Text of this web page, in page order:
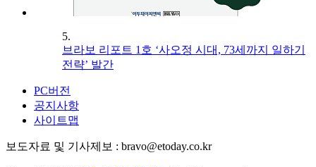
5.
브라보 리포트 1호 ‘사오정 시대, 73세까지 일하기
전략’ 발간
PC버전
공지사항
사이트맵
보도자료 및 기사제보 : bravo@etoday.co.kr